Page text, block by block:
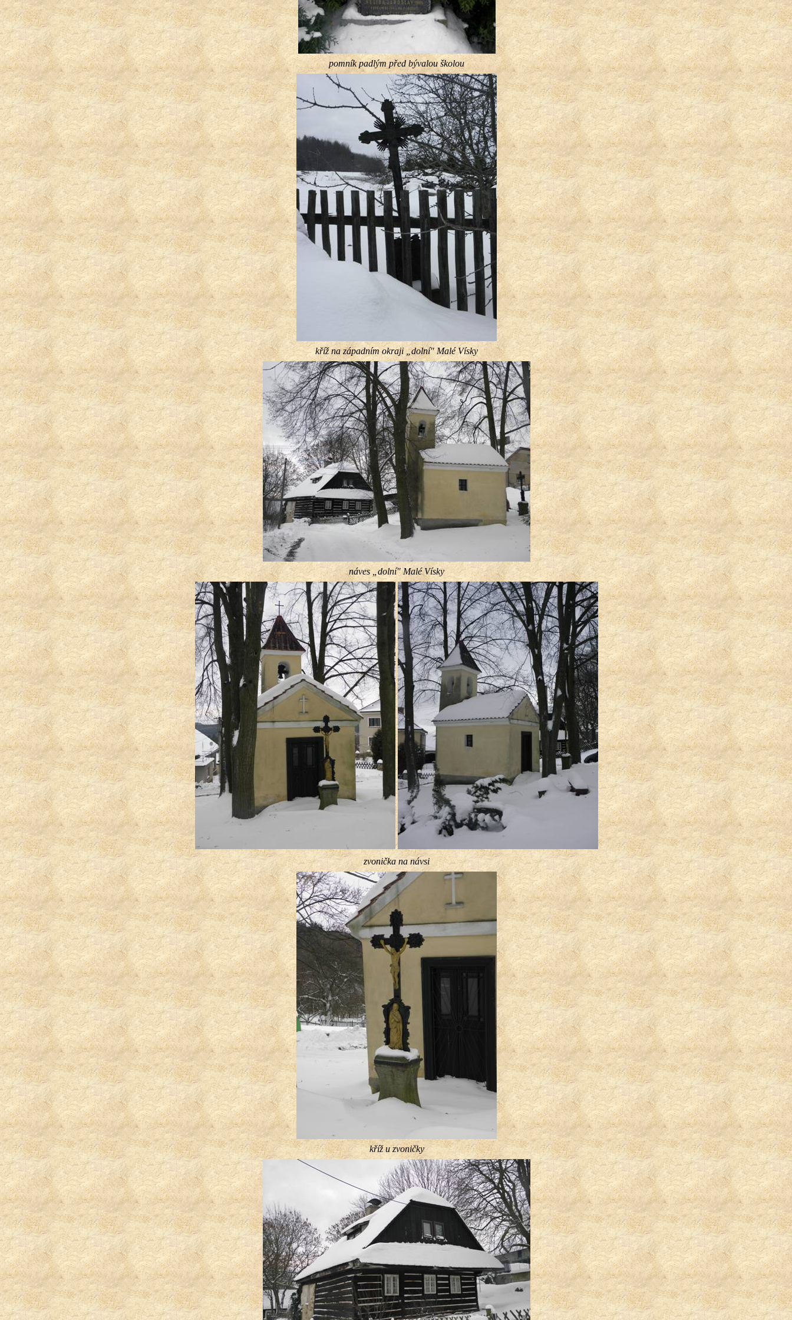
pomník padlým před bývalou školou
kříž na západním okraji „dolní″ Malé Vísky
náves „dolní″ Malé Vísky
zvonička na návsi
kříž u zvoničky